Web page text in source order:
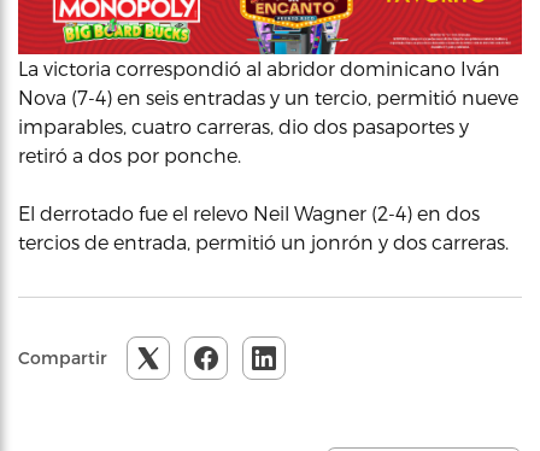
La victoria correspondió al abridor dominicano Iván
Nova (7-4) en seis entradas y un tercio, permitió nueve
imparables, cuatro carreras, dio dos pasaportes y
retiró a dos por ponche.
El derrotado fue el relevo Neil Wagner (2-4) en dos
tercios de entrada, permitió un jonrón y dos carreras.
Compartir